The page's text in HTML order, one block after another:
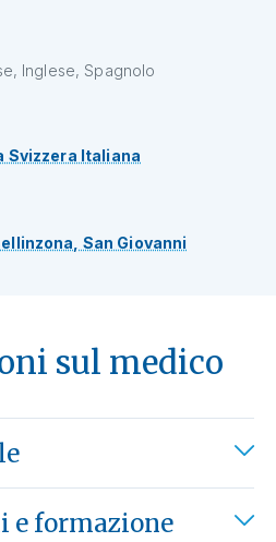
Inglese, Spagnolo
Svizzera Italiana
San Giovanni
sul medico
e formazione